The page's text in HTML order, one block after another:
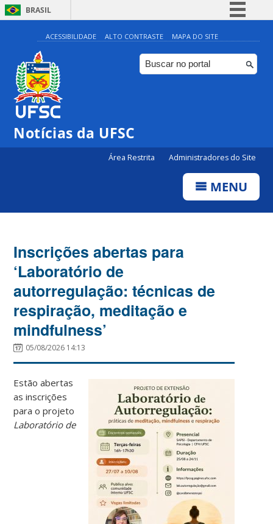
BRASIL
Simplifique!
Comunica BR
Participe
ACESSIBILIDADE ALTO CONTRASTE MAPA DO SITE
Notícias da UFSC
Área Restrita Administradores do Site
MENU
Inscrições abertas para
‘Laboratório de
autorregulação: técnicas de
respiração, meditação e
mindfulness’
05/08/2026 14:13
Estão abertas
as inscrições
para o projeto
Laboratório de